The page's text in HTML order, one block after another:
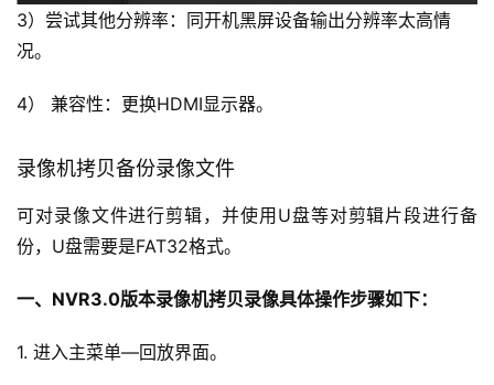
3）尝试其他分辨率：同开机黑屏设备输出分辨率太高情
况。
4） 兼容性：更换HDMI显示器。
录像机拷贝备份录像文件
可对录像文件进行剪辑，并使用U盘等对剪辑片段进行备
份，U盘需要是FAT32格式。
一、NVR3.0版本录像机拷贝录像具体操作步骤如下：
1. 进入主菜单—回放界面。